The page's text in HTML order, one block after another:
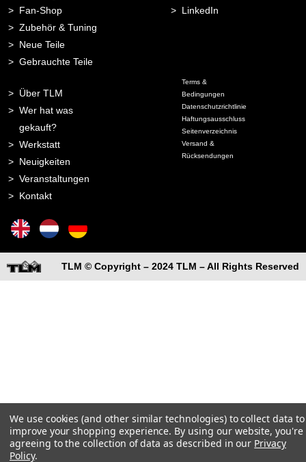
Fan-Shop
Zubehör & Tuning
Neue Teile
Gebrauchte Teile
Über TLM
Wer hat was
gekauft?
Werkstatt
Neuigkeiten
Veranstaltungen
Kontakt
LinkedIn
Terms &
Bedingungen
Datenschutzrichtlinie
Haftungsausschluss
Seitenverzeichnis
Versand &
Rücksendungen
TLM © Copyright – 2024 TLM – All Rights Reserved
We use cookies (and other similar technologies) to collect data to
improve your shopping experience. By using our website, you're
agreeing to the collection of data as described in our Privacy
Policy.